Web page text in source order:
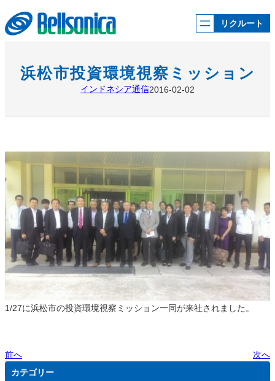
容
を
ス
リクルート
浜松市投資環境視察ミッション
インドネシア通信2016-02-02
1/27に浜松市の投資環境視察ミッション一同が来社されました。
前へ
次へ
カテゴリー